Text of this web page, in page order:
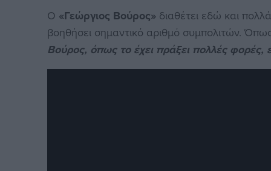
Ο «Γεώργιος Βούρος» διαθέτει εδώ και
βοηθήσει σημαντικό αριθμό συμπολιτών.
Βούρος, όπως το έχει πράξει πολλές φορές,